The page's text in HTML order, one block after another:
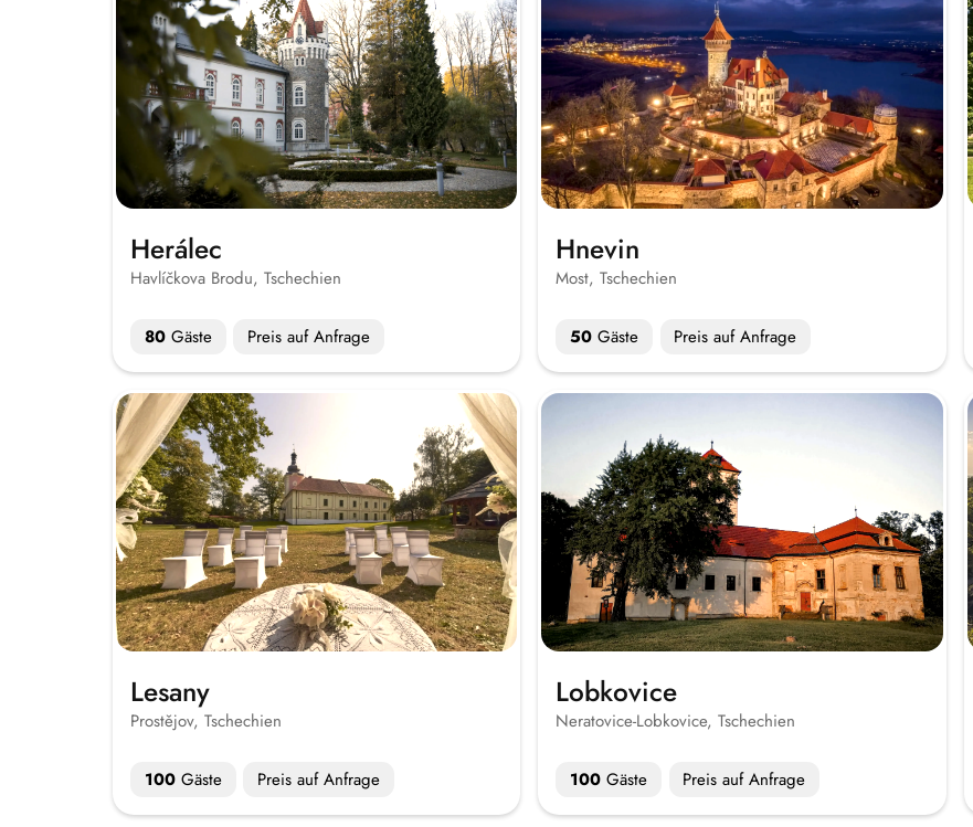
Herálec
Havlíčkova Brodu, Tschechien
80Gäste Preis auf Anfrage
Hnevin
Most, Tschechien
50 Gäste Preis auf Anfrage
Lesany
Prostějov, Tschechien
100Gäste Preis auf Anfrage
Lobkovice
Neratovice-Lobkovice, Tschechien
100 Gäste Preis auf Anfrage